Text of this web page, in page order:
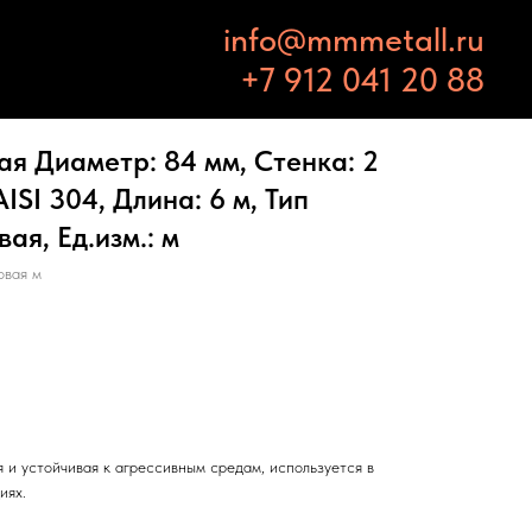
info@mmmetall.ru
+7 912 041 20 88
Диаметр: 84 мм, Стенка: 2
304, Длина: 6 м, Тип
Ед.изм.: м
м
устойчивая к агрессивным средам, используется в